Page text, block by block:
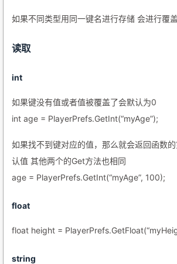
如果不同类型用同一键名进行存储 会进行覆盖
读取
int
如果键没有值或者值被覆盖了会默认为0
int age = PlayerPrefs.GetInt(“myAge”);
如果找不到键对应的值，那么就会返回函数
认值 其他两个的Get方法也相同
age = PlayerPrefs.GetInt(“myAge”, 100);
float
float height =
string